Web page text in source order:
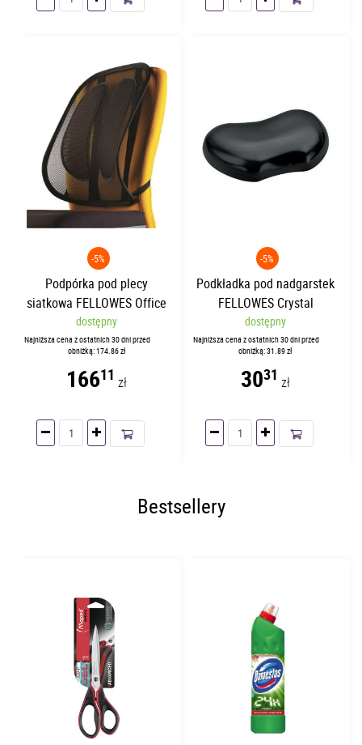
-5%
Podpórka pod plecy
siatkowa FELLOWES Office
Suites
dostępny
Najniższa cena z ostatnich 30 dni przed
obniżką: 174.86 zł
16611 zł
-5%
Podkładka pod nadgarstek
FELLOWES Crystal
dostępny
Najniższa cena z ostatnich 30 dni przed
obniżką: 31.89 zł
3031 zł
Bestsellery